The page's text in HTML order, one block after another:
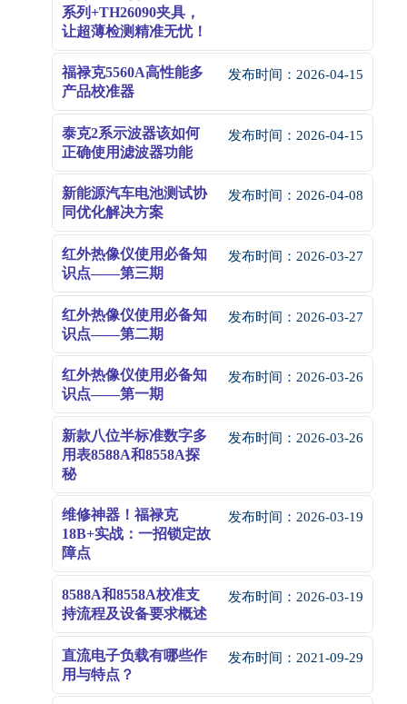
系列+TH26090夹具，
让超薄检测精准无忧！
福禄克5560A高性能多
产品校准器
发布时间： 2026-04-15
泰克2系示波器该如何
正确使用滤波器功能
发布时间： 2026-04-15
新能源汽车电池测试协
同优化解决方案
发布时间： 2026-04-08
红外热像仪使用必备知
识点——第三期
发布时间： 2026-03-27
红外热像仪使用必备知
识点——第二期
发布时间： 2026-03-27
红外热像仪使用必备知
识点——第一期
发布时间： 2026-03-26
新款八位半标准数字多
用表8588A和8558A探
秘
发布时间： 2026-03-26
维修神器！福禄克
18B+实战：一招锁定故
障点
发布时间： 2026-03-19
8588A和8558A校准支
持流程及设备要求概述
发布时间： 2026-03-19
直流电子负载有哪些作
用与特点？
发布时间： 2021-09-29